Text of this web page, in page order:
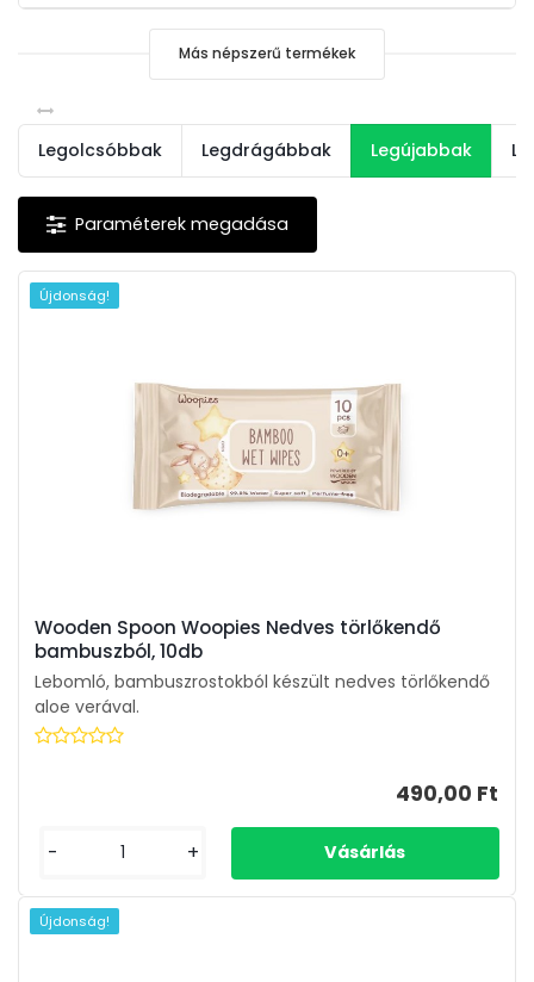
Más népszerű termékek
Legolcsóbbak Legdrágábbak Legújabbak
Wooden Spoon Woopies Nedves törlőkendő
bambuszból, 10db
Lebomló, bambuszrostokból készült nedves törlőkendő
aloe verával.
490,00 Ft
- +
Újdonság!
Újdonság!